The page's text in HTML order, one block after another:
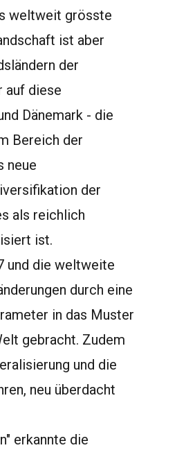
weltweit grösste
ist aber
der
auf diese
Dänemark - die
Bereich der
neue
der
als reichlich
ist.
und die weltweite
durch eine
in das Muster
gebracht. Zudem
und die
neu überdacht
erkannte die